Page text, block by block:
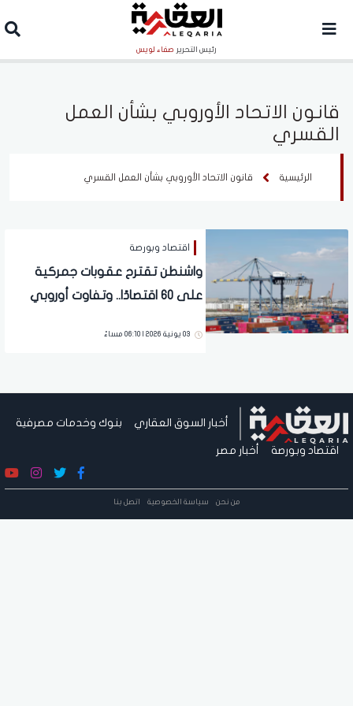
رئيس التحرير صفاء لويس
قانون الاتحاد الأوروبي بشأن العمل
القسري
الرئيسية قانون الاتحاد الأوروبي بشأن العمل القسري
اقتصاد وبورصة
واشنطن تقترح عقوبات جمركية
على 60 اقتصادًا.. وتفاوت أوروبي
القسري
03 يونية 2026 | 06:10 مساءً
أخبار السوق العقاري بنوك وخدمات مصرفية
اقتصاد وبورصة أخبار مصر
من نحن سياسة الخصوصية اتصل بنا